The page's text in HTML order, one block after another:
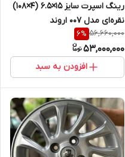
رینگ اسپرت سایز ۱۵×۶.۵ (۴×۱۰۸)
نقره‌ای مدل ۰۰۷ اروند
56,660,000
6%
53,000,000
افزودن به سبد